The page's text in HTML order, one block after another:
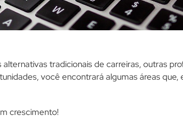
tradicionais de carreiras, outras
você encontrará algumas áreas
crescimento!